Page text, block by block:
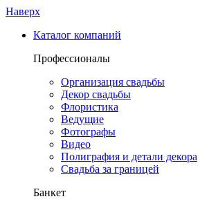
Наверх
Каталог компаний
Профессионалы
Организация свадьбы
Декор свадьбы
Флористика
Ведущие
Фотографы
Видео
Полиграфия и детали декора
Свадьба за границей
Банкет